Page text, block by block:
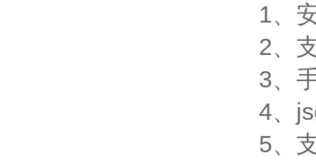
1、安
2、支
3、手
4、
5、支